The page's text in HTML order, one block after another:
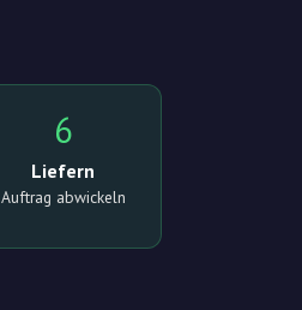
6
Liefern
Auftrag abwickeln